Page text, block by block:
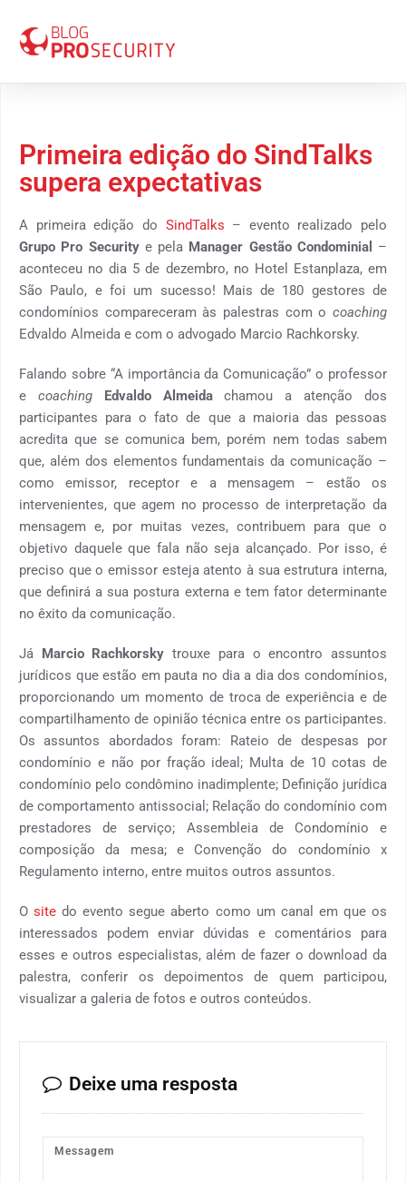
Primeira edição do SindTalks
supera expectativas
A primeira edição do SindTalks – evento realizado pelo
Grupo Pro Securitye pela Manager Gestão Condominial –
aconteceu no dia 5 de dezembro, no Hotel Estanplaza, em
São Paulo, e foi um sucesso! Mais de 180 gestores de
condomínios compareceram às palestras com o coaching
Edvaldo Almeida e com o advogado Marcio Rachkorsky.
Falando sobre “A importância da Comunicação” o professor
e coaching Edvaldo Almeidachamou a atenção dos
participantes para o fato de que a maioria das pessoas
acredita que se comunica bem, porém nem todas sabem
que, além dos elementos fundamentais da comunicação –
como emissor, receptor e a mensagem – estão os
intervenientes, que agem no processo de interpretação da
mensagem e, por muitas vezes, contribuem para que o
objetivo daquele que fala não seja alcançado. Por isso, é
preciso que o emissor esteja atento à sua estrutura interna,
que definirá a sua postura externa e tem fator determinante
no êxito da comunicação.
Já Marcio Rachkorsky trouxe para o encontro assuntos
jurídicos que estão em pauta no dia a dia dos condomínios,
proporcionando um momento de troca de experiência e de
compartilhamento de opinião técnica entre os participantes.
Os assuntos abordados foram: Rateio de despesas por
condomínio e não por fração ideal; Multa de 10 cotas de
condomínio pelo condômino inadimplente; Definição jurídica
de comportamento antissocial; Relação do condomínio com
prestadores de serviço; Assembleia de Condomínio e
composição da mesa; e Convenção do condomínio x
Regulamento interno, entre muitos outros assuntos.
Osite do evento segue aberto como um canal em que os
interessados podem enviar dúvidas e comentários para
esses e outros especialistas, além de fazer o download da
palestra, conferir os depoimentos de quem participou,
visualizar a galeria de fotos e outros conteúdos.
Deixe uma resposta